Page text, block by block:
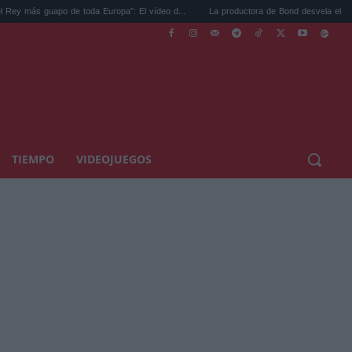
de toda Europa": El vídeo d... La productora de Bond desvela el casting del
TIEMPO VIDEOJUEGOS